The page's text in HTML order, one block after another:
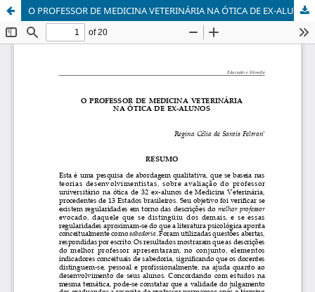
O PROFESSOR DE MEDICINA VETERINÁRIA NA ÓTICA DE EX-ALUNOS